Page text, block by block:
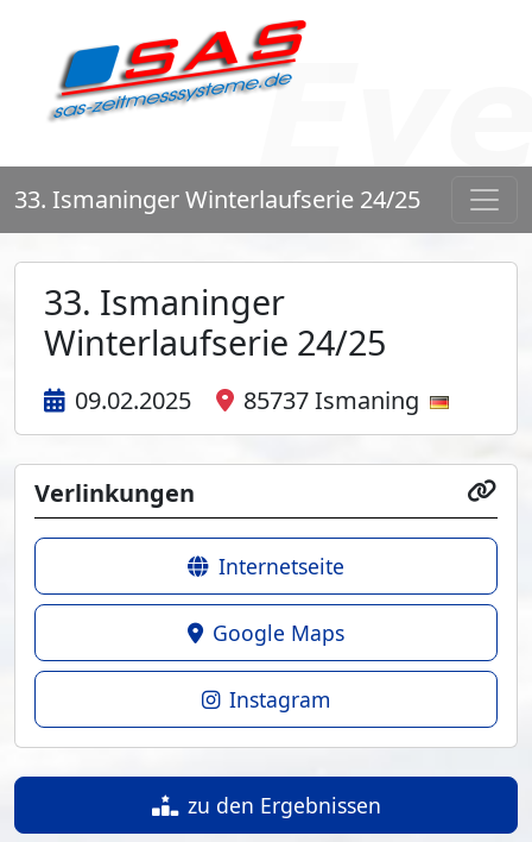
33. Ismaninger Winterlaufserie 24/25
33. Ismaninger
Winterlaufserie 24/25
09.02.2025 85737 Ismaning
zu den Ergebnissen
Verlinkungen
Internetseite
Google Maps
Instagram